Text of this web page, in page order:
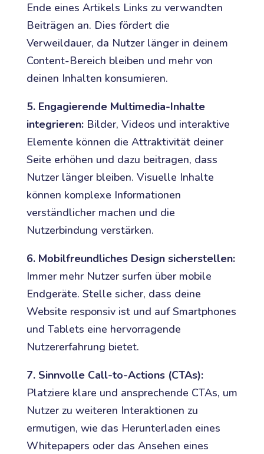
Ende eines Artikels Links zu verwandten
Beiträgen an. Dies fördert die
Verweildauer, da Nutzer länger in deinem
Content-Bereich bleiben und mehr von
deinen Inhalten konsumieren.
5. Engagierende Multimedia-Inhalte
integrieren:Bilder, Videos und interaktive
Elemente können die Attraktivität deiner
Seite erhöhen und dazu beitragen, dass
Nutzer länger bleiben. Visuelle Inhalte
können komplexe Informationen
verständlicher machen und die
Nutzerbindung verstärken.
6. Mobilfreundliches Design sicherstellen:
Immer mehr Nutzer surfen über mobile
Endgeräte. Stelle sicher, dass deine
Website responsiv ist und auf Smartphones
und Tablets eine hervorragende
Nutzererfahrung bietet.
7. Sinnvolle Call-to-Actions (CTAs):
Platziere klare und ansprechende CTAs, um
Nutzer zu weiteren Interaktionen zu
ermutigen, wie das Herunterladen eines
Whitepapers oder das Ansehen eines